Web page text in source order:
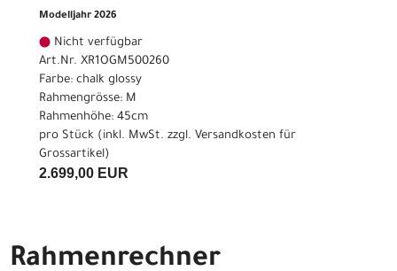
Modelljahr 2026
Nicht verfügbar
Art.Nr. XR1OGM500260
Farbe: chalk glossy
Rahmengrösse: M
Rahmenhöhe: 45cm
pro Stück (inkl. MwSt. zzgl. Versandkosten für
Grossartikel)
2.699,00 EUR
Rahmenrechner